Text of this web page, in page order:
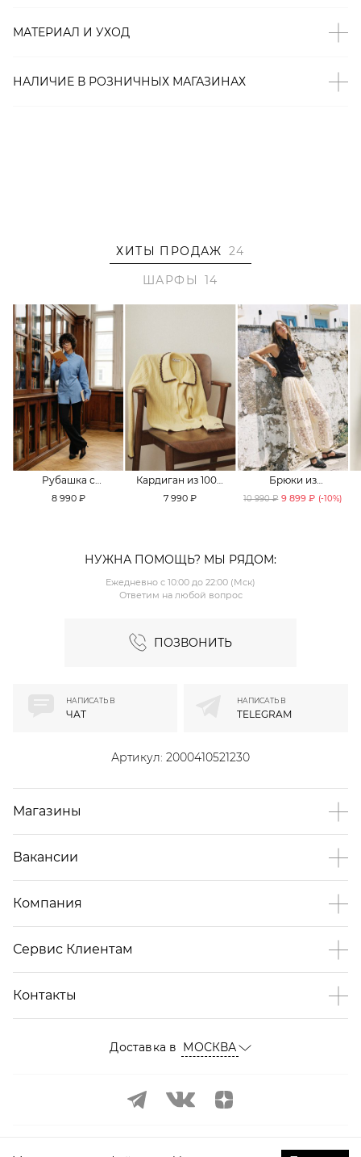
– Двухцветный аксессуар: молочный и зеленый оттенки;
– В составе: 65% акрил, 35% нейлон – легкий, прочный,
износостойкий материал, который не деформируется и
МАТЕРИАЛ И УХОД
НАЛИЧИЕ В РОЗНИЧНЫХ МАГАЗИНАХ
ХИТЫ ПРОДАЖ 24
ШАРФЫ
14
Рубашка с
принтом «клетка»
8 990 ₽
Кардиган из 100%
хлопка TOPTOP
7 990 ₽
Брюки из
смесового хлопка
10 990 ₽ 9 899 ₽ (-10%)
НУЖНА ПОМОЩЬ? МЫ РЯДОМ:
ПОЗВОНИТЬ
Ежедневно с 10:00 до 22:00 (Мск)
Ответим на любой вопрос
Артикул: 2000410521230
НАПИСАТЬ В
ЧАТ
НАПИСАТЬ В
TELEGRAM
Магазины
Вакансии
Компания
Сервис Клиентам
Контакты
Доставка в МОСКВА